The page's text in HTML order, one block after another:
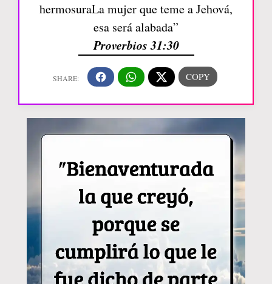
hermosuraLa mujer que teme a Jehová,
esa será alabada”
Proverbios 31:30